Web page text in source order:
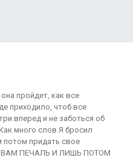
пройдет, как все
приходило, чтоб все
вперед и не заботься об
много слов Я бросил
потом придать свое
ВАМ ПЕЧАЛЬ И ЛИШЬ ПОТОМ